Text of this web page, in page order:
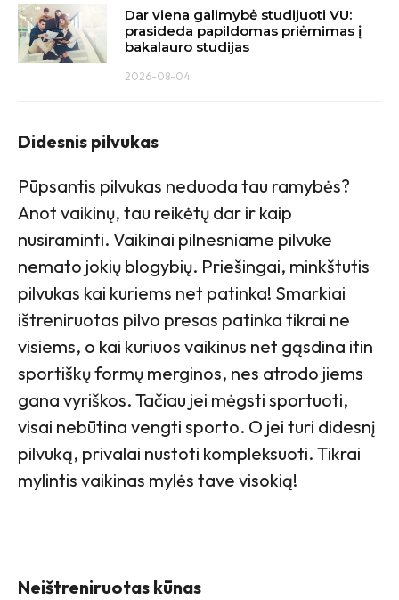
Dar viena galimybė studijuoti VU:
prasideda papildomas priėmimas į
bakalauro studijas
2026-08-04
Didesnis pilvukas
Pūpsantis pilvukas neduoda tau ramybės?
Anot vaikinų, tau reikėtų dar ir kaip
nusiraminti. Vaikinai pilnesniame pilvuke
nemato jokių blogybių. Priešingai, minkštutis
pilvukas kai kuriems net patinka! Smarkiai
ištreniruotas pilvo presas patinka tikrai ne
visiems, o kai kuriuos vaikinus net gąsdina itin
sportiškų formų merginos, nes atrodo jiems
gana vyriškos. Tačiau jei mėgsti sportuoti,
visai nebūtina vengti sporto. O jei turi didesnį
pilvuką, privalai nustoti kompleksuoti. Tikrai
mylintis vaikinas mylės tave visokią!
Neištreniruotas kūnas